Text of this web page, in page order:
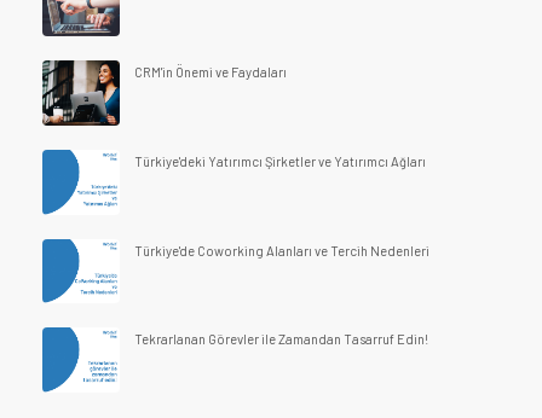
CRM'in Önemi ve Faydaları
Türkiye'deki Yatırımcı Şirketler ve Yatırımcı Ağları
Türkiye'de Coworking Alanları ve Tercih Nedenleri
Tekrarlanan Görevler ile Zamandan Tasarruf Edin!